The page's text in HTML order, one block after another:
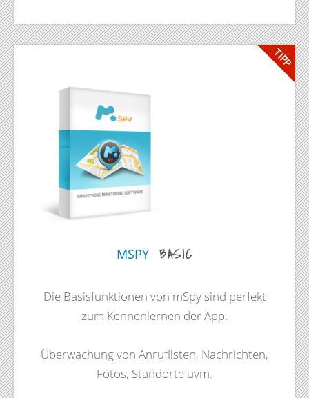
TIPP
MSPY BASIC
Die Basisfunktionen von mSpy sind perfekt
zum Kennenlernen der App.
Überwachung von Anruflisten, Nachrichten,
Fotos, Standorte uvm.